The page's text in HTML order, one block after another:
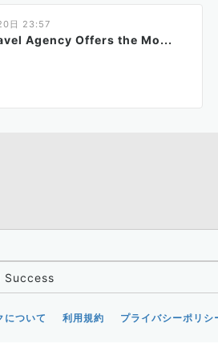
日 23:57
Agency Offers the Mo...
Success
について 利用規約 プライバシーポリシ